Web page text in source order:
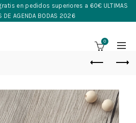
en pedidos superiores a 60€ ULTIMAS
DE AGENDA BODAS 2026
0